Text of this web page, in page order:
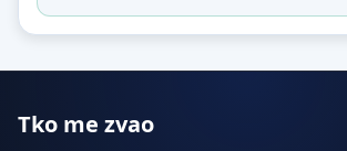
Tko me zvao